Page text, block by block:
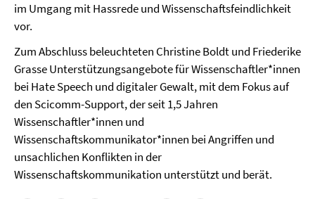
im Umgang mit Hassrede und Wissenschaftsfeindlichkeit
vor.
Zum Abschluss beleuchteten Christine Boldt und Friederike
Grasse Unterstützungsangebote für Wissenschaftler*innen
bei Hate Speech und digitaler Gewalt, mit dem Fokus auf
den Scicomm-Support, der seit 1,5 Jahren
Wissenschaftler*innen und
Wissenschaftskommunikator*in­nen bei Angriffen und
unsachlichen Konflikten in der
Wissenschaftskommunikation unterstützt und berät.